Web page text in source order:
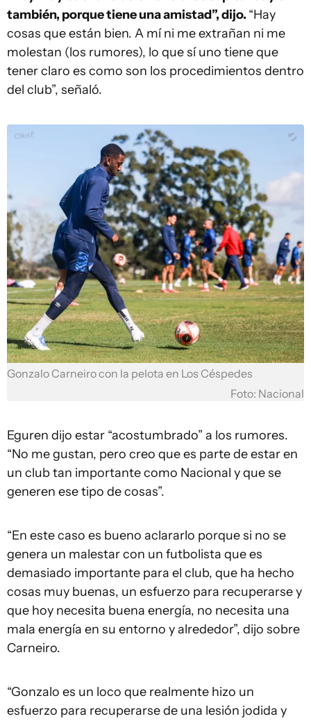
también, porque tiene una amistad”, dijo. “Hay
cosas que están bien. A mí ni me extrañan ni me
molestan (los rumores), lo que sí uno tiene que
tener claro es como son los procedimientos dentro
del club”, señaló.
Gonzalo Carneiro con la pelota en Los Céspedes
Foto: Nacional
Eguren dijo estar “acostumbrado” a los rumores.
“No me gustan, pero creo que es parte de estar en
un club tan importante como Nacional y que se
generen ese tipo de cosas”.
“En este caso es bueno aclararlo porque si no se
genera un malestar con un futbolista que es
demasiado importante para el club, que ha hecho
cosas muy buenas, un esfuerzo para recuperarse y
que hoy necesita buena energía, no necesita una
mala energía en su entorno y alrededor”, dijo sobre
Carneiro.
“Gonzalo es un loco que realmente hizo un
esfuerzo para recuperarse de una lesión jodida y